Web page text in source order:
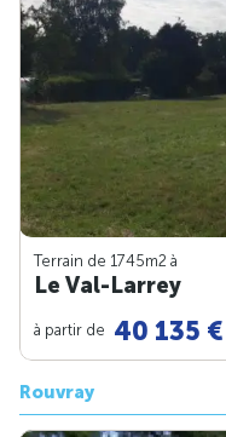
Terrain de 1745m2 à
Le Val-Larrey
à partir de 40 135 €
Rouvray